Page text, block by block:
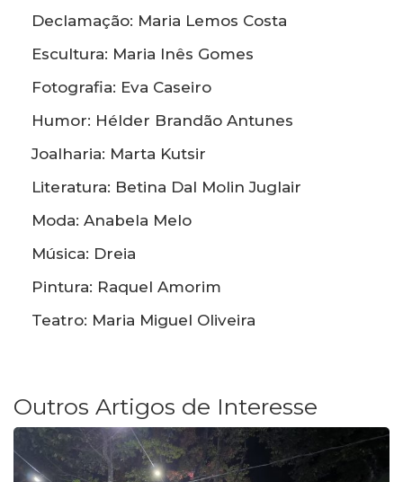
Declamação: Maria Lemos Costa
Escultura: Maria Inês Gomes
Fotografia: Eva Caseiro
Humor: Hélder Brandão Antunes
Joalharia: Marta Kutsir
Literatura: Betina Dal Molin Juglair
Moda: Anabela Melo
Música: Dreia
Pintura: Raquel Amorim
Teatro: Maria Miguel Oliveira
Outros Artigos de Interesse